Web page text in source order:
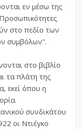
εν μέσω της
στο πεδίο των
συμβόλων".
στο βιβλίο
τα πλάτη της
εκεί όπου η
συνδικάτου
οι Ντιέγκο